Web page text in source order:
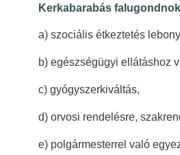
Kerkabarabás
a) szociális étkeztetés
b) egészségügyi ellátáshoz
c) gyógyszerkiváltás,
d) orvosi rendelésre,
e) polgármesterrel való